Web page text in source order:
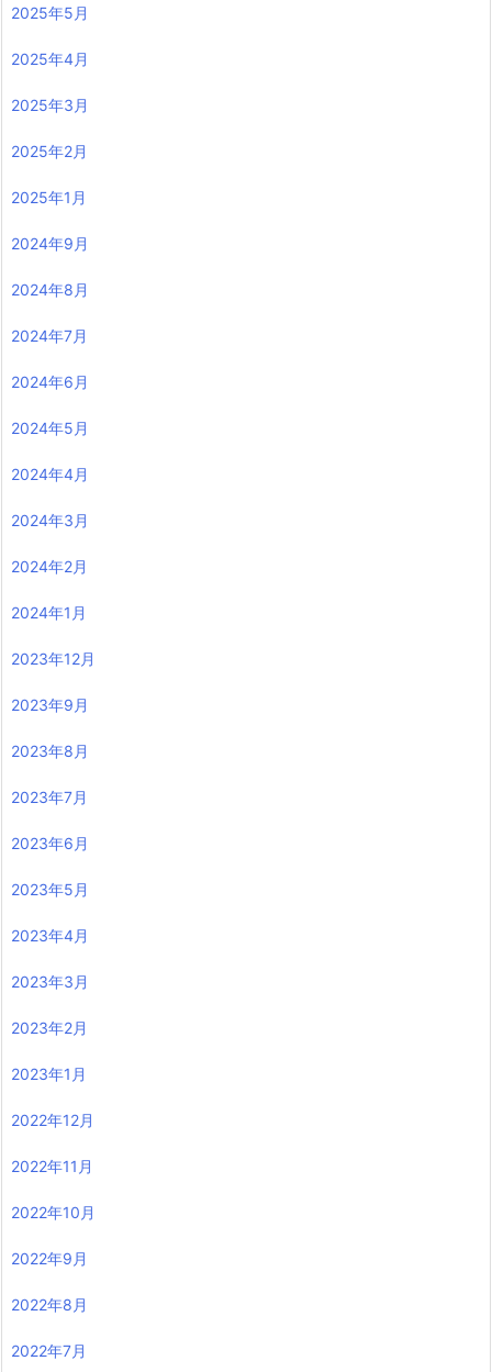
2025年5月
2025年4月
2025年3月
2025年2月
2025年1月
2024年9月
2024年8月
2024年7月
2024年6月
2024年5月
2024年4月
2024年3月
2024年2月
2024年1月
2023年12月
2023年9月
2023年8月
2023年7月
2023年6月
2023年5月
2023年4月
2023年3月
2023年2月
2023年1月
2022年12月
2022年11月
2022年10月
2022年9月
2022年8月
2022年7月